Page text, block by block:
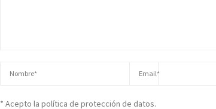
* Acepto la política de protección de datos.